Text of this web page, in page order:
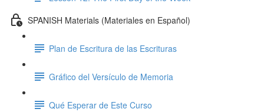
SPANISH Materials (Materiales en Español)
Plan de Escritura de las Escrituras
Gráfico del Versículo de Memoria
Qué Esperar de Este Curso